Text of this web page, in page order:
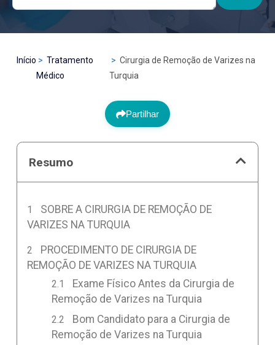
Início
Tratamento
Médico
Cirurgia de Remoção de Varizes na
Turquia
Partilhar
Resumo
SOBRE A CIRURGIA DE REMOÇÃO DE
VARIZES NA TURQUIA
PROCEDIMENTO DE CIRURGIA DE
REMOÇÃO DE VARIZES NA TURQUIA
Exame Físico Antes da Cirurgia de
Remoção de Varizes na Turquia
Bom Candidato para a Cirurgia de
Remoção de Varizes na Turquia